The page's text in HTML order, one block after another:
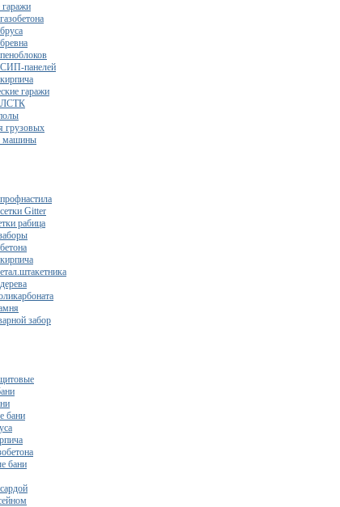
панелей
гаражи
ЛСТК
грузовых
машины
Gitter
рабица
забор
бани
бани